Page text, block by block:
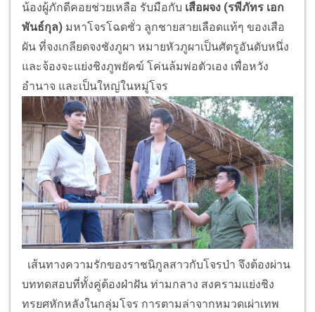
น้องผู้ภักดีคอยช่วยเหลือ รับมือกับ เสือผจง (รพีภัทร เอก
พันธ์กุล) มหาโจรโฉดชั่ว ลูกชายสายเลือดแท้ๆ ของเสือ
ผัน ที่จงเกลียดจงชังภูผา หมายหัวภูผาเป็นศัตรูอันดับหนึ่ง
และจ้องจะแย่งชิงภูพยัคฆ์ โค่นล้มพ่อตัวเอง เพื่อหวัง
อำนาจ และเป็นใหญ่ในหมู่โจร
เส้นทางความรักของราชนิกูลสาวกับโจรป่า จึงต้องผ่าน
บททดสอบที่ทั้งคู่ต้องฝ่าฝัน ท่ามกลาง สงครามแย่งชิง
ทรยศหักหลังในกลุ่มโจร การตามล่าจากหมวดเผ่าเทพ